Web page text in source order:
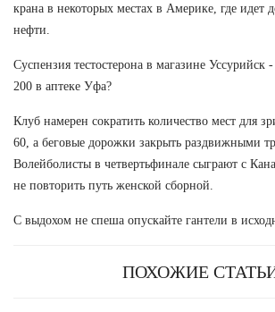
крана в некоторых местах в Америке, где идет
нефти.
Суспензия тестостерона в магазине Уссурийск
200 в аптеке Уфа?
Клуб намерен сократить количество мест для
60, а беговые дорожки закрыть раздвижными
Волейболисты в четвертьфинале сыграют с
не повторить путь женской сборной.
С выдохом не спеша опускайте гантели в
ПОХОЖИЕ